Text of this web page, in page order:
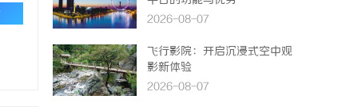
2026-08-07
飞行影院：开启沉浸式空中观
影新体验
2026-08-07